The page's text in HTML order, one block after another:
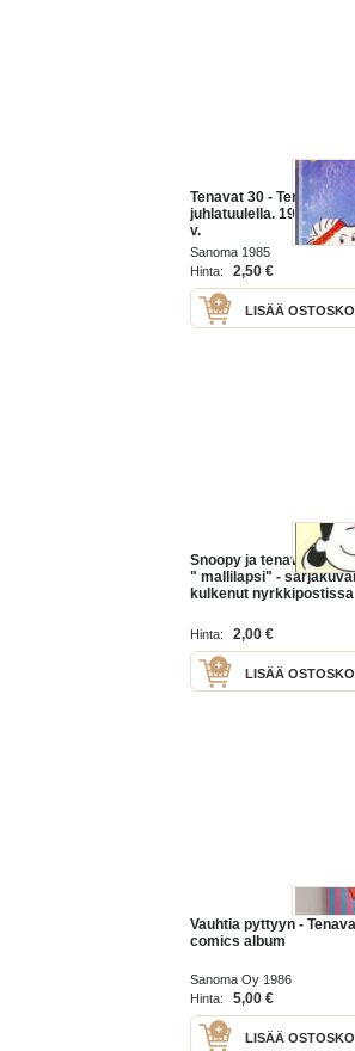
Tenavat 30 - Tenavat
juhlatuulella. 1985.
v.
Sanoma 1985
Hinta:
2,50 €
LISÄÄ
Snoopy ja tenavat
" mallilapsi" -
kulkenut nyrkkipostissa
Hinta: 2,00 €
LISÄÄ
Vauhtia pyttyyn -
comics album
Sanoma Oy 1986
Hinta:
5,00 €
LISÄÄ